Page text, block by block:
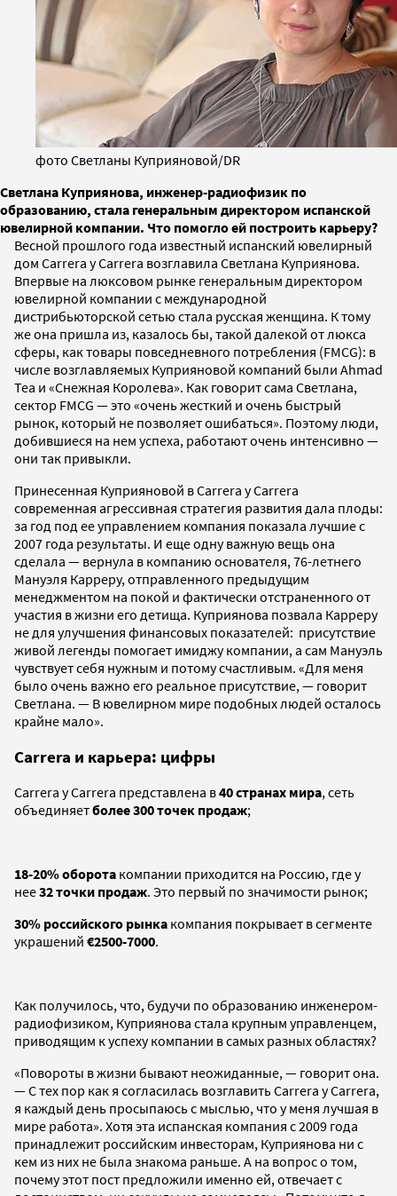
фото Светланы Куприяновой/DR
Светлана Куприянова, инженер-радиофизик по
образованию, стала генеральным директором испанской
ювелирной компании. Что помогло ей построить карьеру?
Весной прошлого года известный испанский ювелирный
дом Carrera y Carrera возглавила Светлана Куприянова.
Впервые на люксовом рынке генеральным директором
ювелирной компании с международной
дистрибьюторской сетью стала русская женщина. К тому
же она пришла из, казалось бы, такой далекой от люкса
сферы, как товары повседневного потребления (FMCG): в
числе возглавляемых Куприяновой компаний были Ahmad
Tea и «Снежная Королева». Как говорит сама Светлана,
сектор FMCG — это «очень жесткий и очень быстрый
рынок, который не позволяет ошибаться». Поэтому люди,
добившиеся на нем успеха, работают очень интенсивно —
они так привыкли.
Принесенная Куприяновой в Carrera y Carrera
современная агрессивная стратегия развития дала плоды:
за год под ее управлением компания показала лучшие с
2007 года результаты. И еще одну важную вещь она
сделала — вернула в компанию основателя, 76-летнего
Мануэля Карреру, отправленного предыдущим
менеджментом на покой и фактически отстраненного от
участия в жизни его детища. Куприянова позвала Карреру
не для улучшения финансовых показателей: присутствие
живой легенды помогает имиджу компании, а сам Мануэль
чувствует себя нужным и потому счастливым. «Для меня
было очень важно его реальное присутствие, — говорит
Светлана. — В ювелирном мире подобных людей осталось
крайне мало».
Carrera и карьера: цифры
Carrera y Carrera представлена в40 странах мира, сеть
объединяетболее 300 точек продаж;
18-20% оборота компании приходится на Россию, где у
нее32 точки продаж. Это первый по значимости рынок;
30% российского рынка компания покрывает в сегменте
украшений €2500-7000.
Как получилось, что, будучи по образованию инженером-
радиофизиком, Куприянова стала крупным управленцем,
приводящим к успеху компании в самых разных областях?
«Повороты в жизни бывают неожиданные, — говорит она.
— С тех пор как я согласилась возглавить Carrera y Carrera,
я каждый день просыпаюсь с мыслью, что у меня лучшая в
мире работа». Хотя эта испанская компания с 2009 года
принадлежит российским инвесторам, Куприянова ни с
кем из них не была знакома раньше. А на вопрос о том,
почему этот пост предложили именно ей, отвечает с